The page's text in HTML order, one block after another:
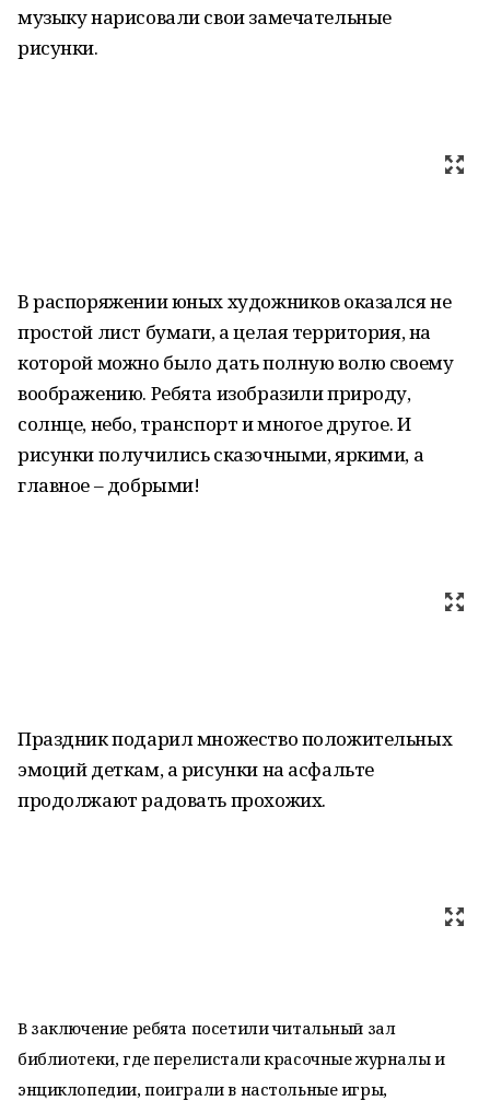
музыку нарисовали свои замечательные
рисунки.
В распоряжении юных художников оказался не
простой лист бумаги, а целая территория, на
которой можно было дать полную волю своему
воображению. Ребята изобразили природу,
солнце, небо, транспорт и многое другое. И
рисунки получились сказочными, яркими, а
главное – добрыми!
Праздник подарил множество положительных
эмоций деткам, а рисунки на асфальте
продолжают радовать прохожих.
В заключение ребята посетили читальный зал
библиотеки, где перелистали красочные журналы и
энциклопедии, поиграли в настольные игры,